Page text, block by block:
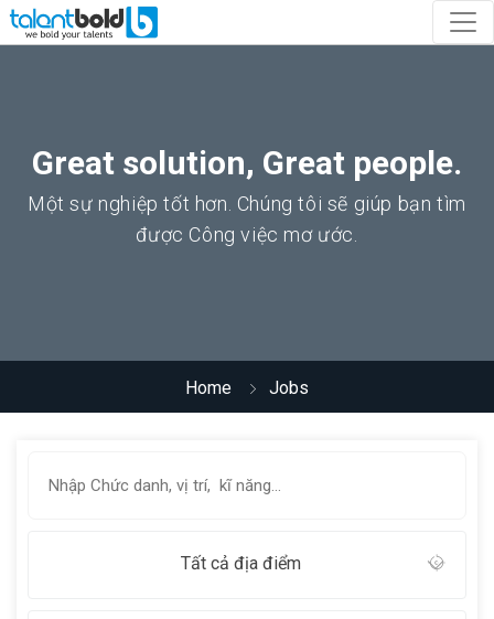
Great solution, Great people.
Một sự nghiệp tốt hơn. Chúng tôi sẽ giúp bạn tìm
được Công việc mơ ước.
Home Jobs
Tất cả địa điểm